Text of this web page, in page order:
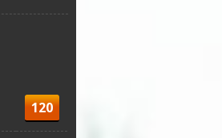
120